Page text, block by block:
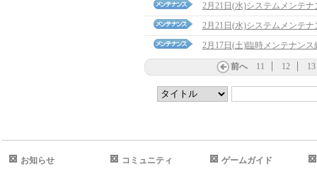
2月21日(水)システムメンテ
2月21日(水)システムメンテナ
2月17日(土)臨時メンテナン
前へ 11 12 13
お知らせ コミュニティ ゲームガイド